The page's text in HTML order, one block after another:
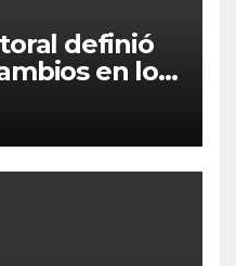
definió
en los
en La